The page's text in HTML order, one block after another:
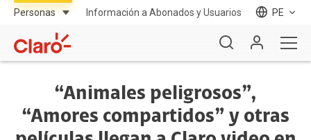
Información a Abonados y Usuarios PE
“Animales peligrosos”,
“Amores compartidos” y otras